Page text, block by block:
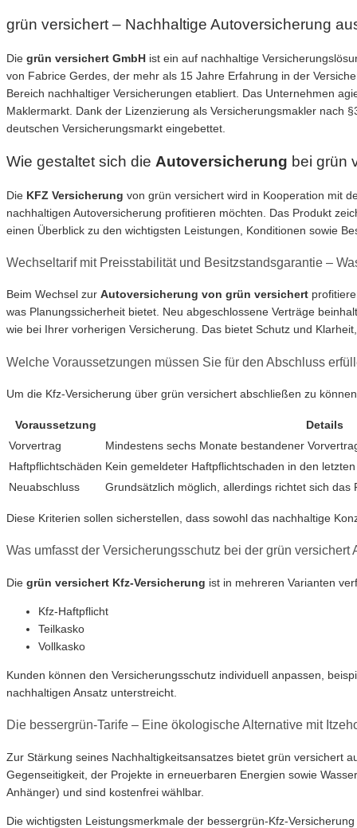
grün versichert – Nachhaltige Autoversicherung
Die grün versichert GmbH ist ein auf nachhaltige
von Fabrice Gerdes, der mehr als 15 Jahre Erfahrung in der
Bereich nachhaltiger Versicherungen etabliert. Das Unternehmen
Maklermarkt. Dank der Lizenzierung als Versicherungsmakler nach
deutschen Versicherungsmarkt eingebettet.
Wie gestaltet sich die Autoversicherung bei grün
Die KFZ Versicherung von grün versichert wird in Kooperation mit
nachhaltigen Autoversicherung profitieren möchten. Das Produkt
einen Überblick zu den wichtigsten Leistungen, Konditionen sowie
Wechseltarif mit Preisstabilität und Besitzstandsgarantie –
Beim Wechsel zur Autoversicherung von grün versichert
was Planungssicherheit bietet. Neu abgeschlossene Verträge
wie bei Ihrer vorherigen Versicherung. Das bietet Schutz und
Welche Voraussetzungen müssen Sie für den Abschluss
Um die Kfz-Versicherung über grün versichert abschließen zu
Voraussetzung
Details
Vorvertrag
Mindestens sechs Monate bestandener
Haftpflichtschäden Kein gemeldeter Haftpflichtschaden in den
Neuabschluss
Grundsätzlich möglich, allerdings richtet sich
Diese Kriterien sollen sicherstellen, dass sowohl das nachhaltige
Was umfasst der Versicherungsschutz bei der grün versichert
Die grün versichert Kfz-Versicherung ist in mehreren Varianten
Kfz-Haftpflicht
Teilkasko
Vollkasko
Kunden können den Versicherungsschutz individuell anpassen,
nachhaltigen Ansatz unterstreicht.
Die bessergrün-Tarife – Eine ökologische Alternative mit
Zur Stärkung seines Nachhaltigkeitsansatzes bietet grün versichert
Gegenseitigkeit, der Projekte in erneuerbaren Energien sowie
Anhänger) und sind kostenfrei wählbar.
Die wichtigsten Leistungsmerkmale der bessergrün-Kfz-